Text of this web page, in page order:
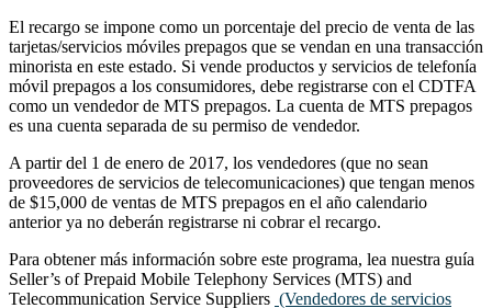
El recargo se impone como un porcentaje del precio de venta de las
tarjetas/servicios móviles prepagos que se vendan en una transacción
minorista en este estado. Si vende productos y servicios de telefonía
móvil prepagos a los consumidores, debe registrarse con el CDTFA
como un vendedor de MTS prepagos. La cuenta de MTS prepagos
es una cuenta separada de su permiso de vendedor.
A partir del 1 de enero de 2017, los vendedores (que no sean
proveedores de servicios de telecomunicaciones) que tengan menos
de $15,000 de ventas de MTS prepagos en el año calendario
anterior ya no deberán registrarse ni cobrar el recargo.
Para obtener más información sobre este programa, lea nuestra guía
Seller’s of Prepaid Mobile Telephony Services (MTS) and
Telecommunication Service Suppliers (Vendedores de servicios